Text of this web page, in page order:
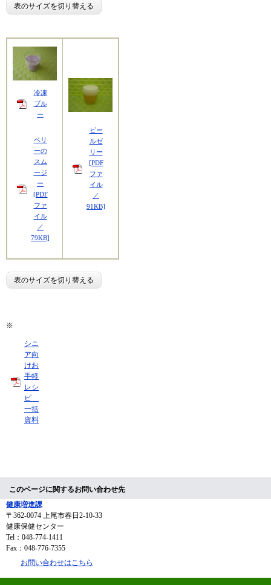
表のサイズを切り替える
冷凍
ブル
ー
ベリ
ーの
スム
ージ
ー
[PDF
ファ
イル
／
79KB]
ビー
ルゼ
リー
[PDF
ファ
イル
／
91KB]
表のサイズを切り替える
※
シニ
ア向
けお
手軽
レシ
ピ
一括
資料
このページに関するお問い合わせ先
健康増進課
〒362-0074 上尾市春日2-10-33
健康保健センター
Tel：048-774-1411
Fax：048-776-7355
お問い合わせはこちら